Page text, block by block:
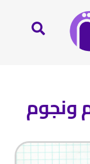
ونجوم